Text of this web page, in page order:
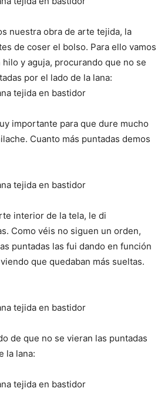
nuestra obra de arte tejida, la
de coser el bolso. Para ello vamos
y aguja, procurando que no se
por el lado de la lana:
importante para que dure mucho
Cuanto más puntadas demos
interior de la tela, le di
Como véis no siguen un orden,
puntadas las fui dando en función
que quedaban más sueltas.
de que no se vieran las puntadas
la lana: